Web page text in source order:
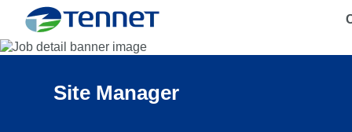
TenneT
Site Manager